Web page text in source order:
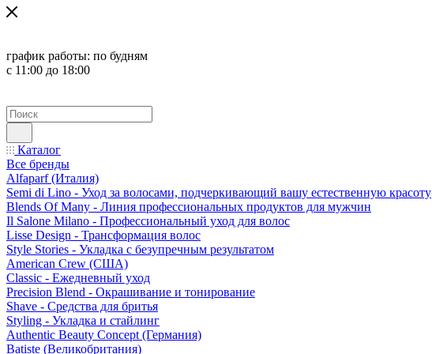
график работы: по будням
с 11:00 до 18:00
Каталог
Все бренды
Alfaparf (Италия)
Semi di Lino - Уход за волосами, подчеркивающий вашу естественную красоту
Blends Of Many - Линия профессиональных продуктов для мужчин
Il Salone Milano - Профессиональный уход для волос
Lisse Design - Трансформация волос
Style Stories - Укладка с безупречным результатом
American Crew (США)
Classic - Ежедневный уход
Precision Blend - Окрашивание и тонирование
Shave - Средства для бритья
Styling - Укладка и стайлинг
Authentic Beauty Concept (Германия)
Batiste (Великобритания)